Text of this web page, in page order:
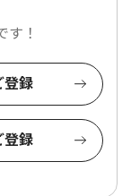
す！
登録
登録